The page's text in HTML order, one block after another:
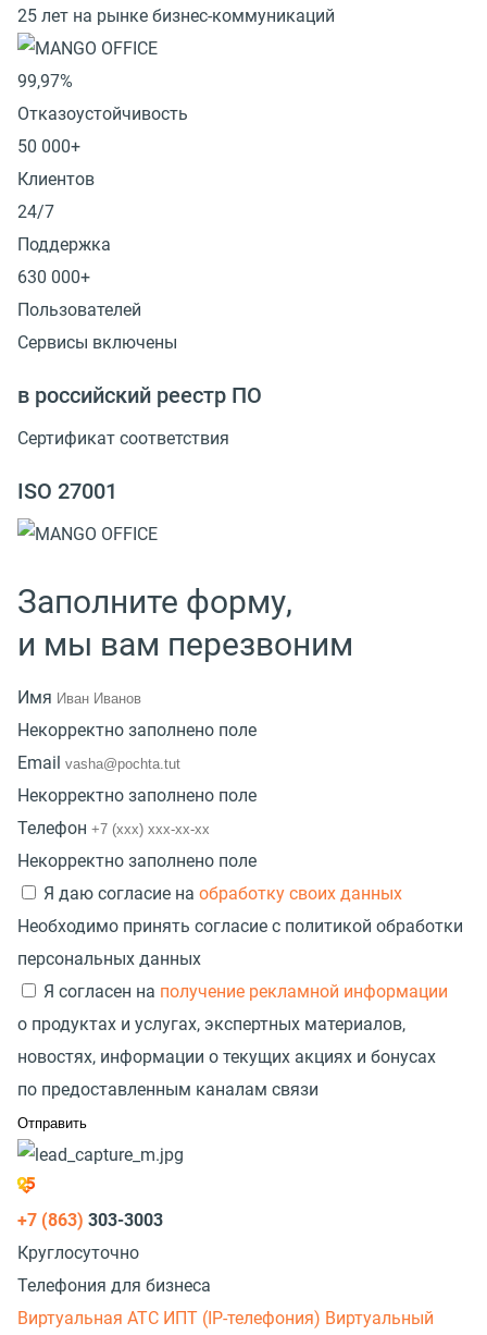
25 лет на рынке бизнес-коммуникаций
99,97%
Отказоустойчивость
50 000+
Клиентов
24/7
Поддержка
630 000+
Пользователей
Сервисы включены
в российский реестр ПО
Сертификат соответствия
ISO 27001
Заполните форму,
и мы вам перезвоним
Имя
Некорректно заполнено поле
Email
Некорректно заполнено поле
Телефон
Некорректно заполнено поле
Я даю согласие на обработку своих данных
Необходимо принять согласие с политикой обработки
персональных данных
Я согласен на получение рекламной информации
о продуктах и услугах, экспертных материалов,
новостях, информации о текущих акциях и бонусах
по предоставленным каналам связи
+7 (863) 303-3003
Круглосуточно
Телефония для бизнеса
Виртуальная АТС ИПТ (IP-телефония) Виртуальный